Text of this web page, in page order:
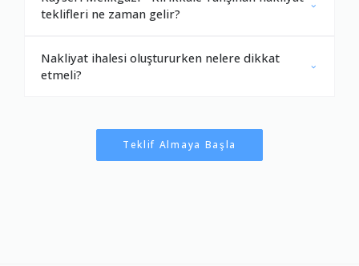
teklifleri ne zaman gelir?
Nakliyat ihalesi oluştururken nelere dikkat
etmeli?
Teklif Almaya Başla